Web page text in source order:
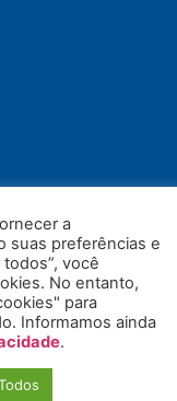
a
suas preferências e
você
No entanto,
para
Informamos ainda
.